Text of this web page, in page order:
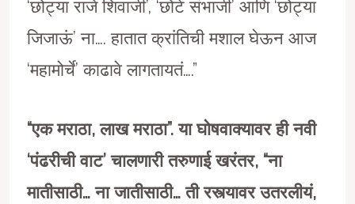
‘छोट्या राजे शिवाजी’, ‘छोटे संभाजी’ आणि ‘छोट्या
जिजाऊं’ ना…. हातात क्रांतिची मशाल घेऊन आज
‘महामोर्चे’ काढावे लागतायतं….”
“एक मराठा,लाख मराठा”. या घोषवाक्यावर ही नवी
‘पंढरीची वाट’चालणारी तरुणाई खरंतर, “ना
मातीसाठी… ना जातीसाठी… ती रस्त्यावर उतरलीयं,